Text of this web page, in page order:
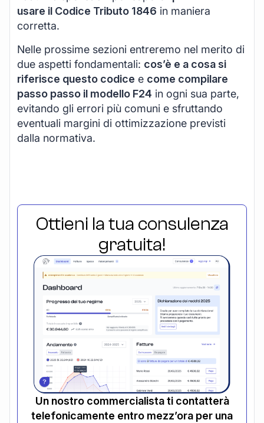
usare il Codice Tributo 1846 in maniera
corretta.
Nelle prossime sezioni entreremo nel merito di
due aspetti fondamentali: cos’è e a cosa si
riferisce questo codice e come compilare
passo passo il modello F24 in ogni sua parte,
evitando gli errori più comuni e sfruttando
eventuali margini di ottimizzazione previsti
dalla normativa.
Ottieni la tua consulenza
gratuita!
Un nostro commercialista ti contatterà
telefonicamente entro mezz’ora per una